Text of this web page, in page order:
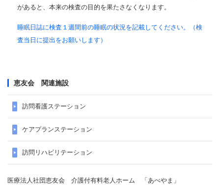
があると、本来の検査の目的を果たさなくなります。
睡眠日誌に検査１週間前の睡眠の状況を記載してください。（検
査当日に提出をお願いします）
恵友会 関連施設
訪問看護ステーション
ケアプランステーション
訪問リハビリテーション
医療法人社団恵友会 介護付有料老人ホーム 「あべやま」